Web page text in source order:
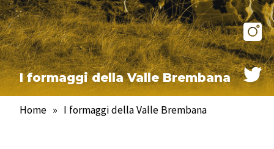
I formaggi della Valle Brembana
Home » I formaggi della Valle Brembana